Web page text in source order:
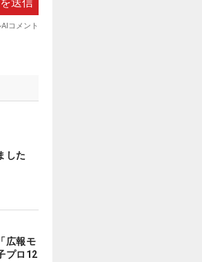
した
広報モ
プロ12